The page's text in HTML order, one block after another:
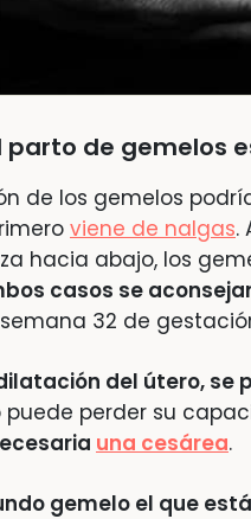
parto de gemelos
de los gemelos
viene de nalgas.
hacia abajo, los
casos se
32 de
del útero,
puede perder su
una cesárea.
gemelo el que